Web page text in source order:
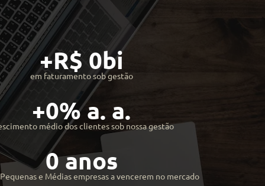
+R$ 0bi
em faturamento sob gestão
+0% a. a.
médio dos clientes sob nossa gestão
0 anos
e Médias empresas a vencerem no mercado